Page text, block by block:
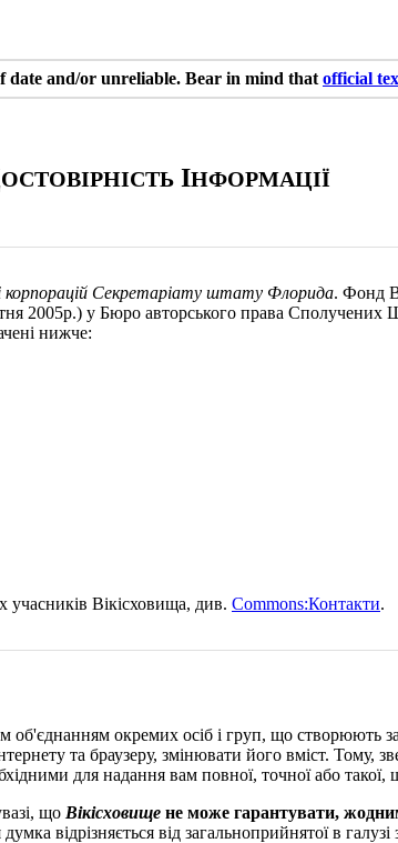
date and/or unreliable. Bear in mind that official
ОСТОВІРНІСТЬІНФОРМАЦІЇ
корпорацій Секретаріату штату Флорида. Фонд
2005р.) у Бюро авторського права
нижче:
Вікісховища, див. Commons:Контакти.
об'єднанням окремих осіб і груп, що створюють
та браузеру, змінювати його вміст. Тому,
для надання вам повної, точної або такої,
що Вікісховище не може гарантувати,
відрізняється від загальноприйнятої в